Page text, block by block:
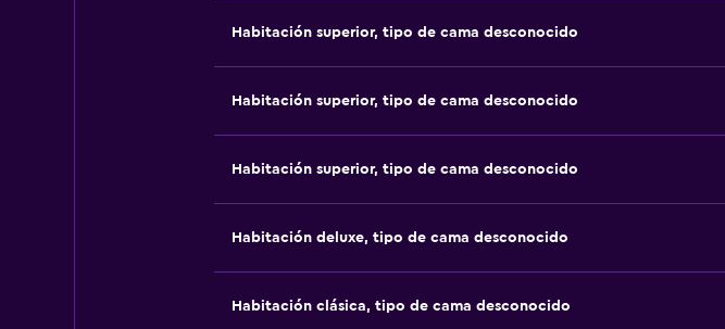
Habitación superior, tipo de cama desconocido
Habitación superior, tipo de cama desconocido
Habitación superior, tipo de cama desconocido
Habitación deluxe, tipo de cama desconocido
Habitación clásica, tipo de cama desconocido